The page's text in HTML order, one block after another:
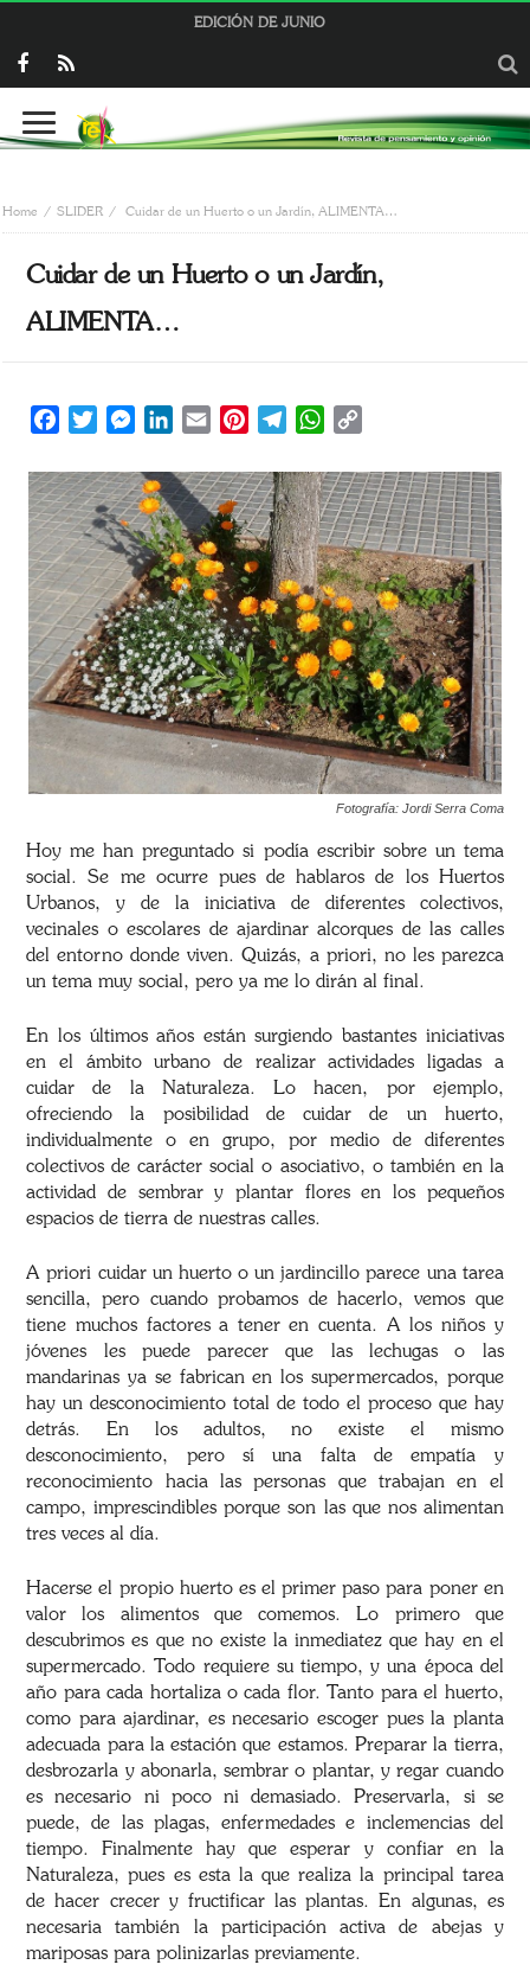
EDICIÓN DE JUNIO
Home SLIDER Cuidar de un Huerto o un Jardín, ALIMENTA…
Cuidar de un Huerto o un Jardín,
ALIMENTA…
FacebookTwitterMessengerLinkedIn
Email PinterestTelegramWhatsApp
Fotografía: Jordi Serra Coma
Hoy me han preguntado si podía escribir sobre un tema
social. Se me ocurre pues de hablaros de los Huertos
Urbanos, y de la iniciativa de diferentes colectivos,
vecinales o escolares de ajardinar alcorques de las calles
del entorno donde viven. Quizás, a priori, no les parezca
un tema muy social, pero ya me lo dirán al final.
En los últimos años están surgiendo bastantes iniciativas
en el ámbito urbano de realizar actividades ligadas a
cuidar de la Naturaleza. Lo hacen, por ejemplo,
ofreciendo la posibilidad de cuidar de un huerto,
individualmente o en grupo, por medio de diferentes
colectivos de carácter social o asociativo, o también en la
actividad de sembrar y plantar flores en los pequeños
espacios de tierra de nuestras calles.
A priori cuidar un huerto o un jardincillo parece una tarea
sencilla, pero cuando probamos de hacerlo, vemos que
tiene muchos factores a tener en cuenta. A los niños y
jóvenes les puede parecer que las lechugas o las
mandarinas ya se fabrican en los supermercados, porque
hay un desconocimiento total de todo el proceso que hay
detrás. En los adultos, no existe el mismo
desconocimiento, pero sí una falta de empatía y
reconocimiento hacia las personas que trabajan en el
campo, imprescindibles porque son las que nos alimentan
tres veces al día.
Hacerse el propio huerto es el primer paso para poner en
valor los alimentos que comemos. Lo primero que
descubrimos es que no existe la inmediatez que hay en el
supermercado. Todo requiere su tiempo, y una época del
año para cada hortaliza o cada flor. Tanto para el huerto,
como para ajardinar, es necesario escoger pues la planta
adecuada para la estación que estamos. Preparar la tierra,
desbrozarla y abonarla, sembrar o plantar, y regar cuando
es necesario ni poco ni demasiado. Preservarla, si se
puede, de las plagas, enfermedades e inclemencias del
tiempo. Finalmente hay que esperar y confiar en la
Naturaleza, pues es esta la que realiza la principal tarea
de hacer crecer y fructificar las plantas. En algunas, es
necesaria también la participación activa de abejas y
mariposas para polinizarlas previamente.